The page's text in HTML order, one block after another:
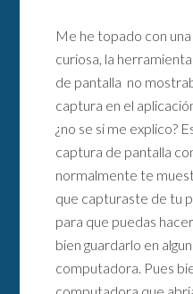
Me he topado con
curiosa, la
de pantalla no
captura en el
¿no se si me explico?
captura de pantalla
normalmente te
que capturaste de tu
para que puedas
bien guardarlo en
computadora. Pues
computadora que